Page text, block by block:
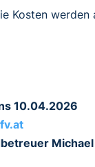
Kosten werden
10.04.2026